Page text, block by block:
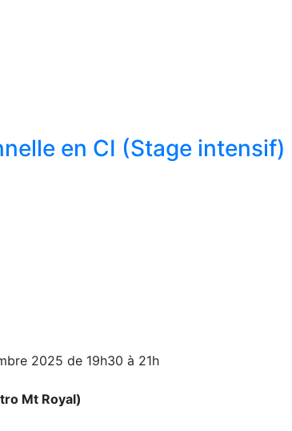
en CI (Stage intensif)
2025 de 19h30 à 21h
Mt Royal)